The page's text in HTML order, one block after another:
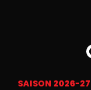
SAISON 2026-27